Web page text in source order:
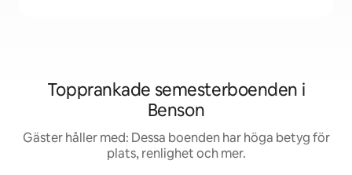
Topprankade semesterboenden i
Benson
Gäster håller med: Dessa boenden har höga betyg för
plats, renlighet och mer.